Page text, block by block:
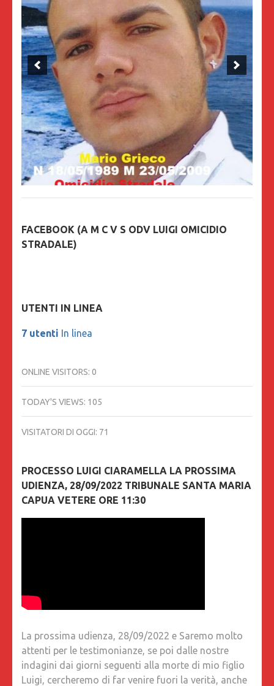
FACEBOOK (A M C V S ODV LUIGI OMICIDIO
STRADALE)
UTENTI IN LINEA
7 utenti In linea
ONLINE VISITORS: 0
TODAY'S VIEWS: 105
VISITATORI DI OGGI: 71
PROCESSO LUIGI CIARAMELLA LA PROSSIMA
UDIENZA, 28/09/2022 TRIBUNALE SANTA MARIA
CAPUA VETERE ORE 11:30
La prossima udienza, 28/09/2022 e Saremo molto
attenti per le testimonianze, se poi dalle nostre
indagini dai giorni seguenti alla morte di mio figlio
Luigi, cercheremo di far venire fuori la verità, anche